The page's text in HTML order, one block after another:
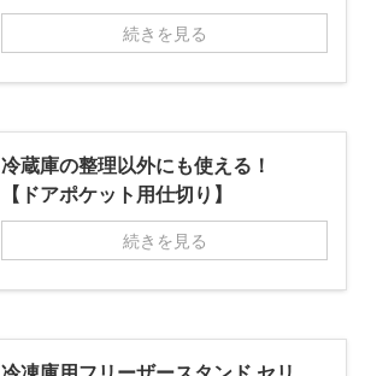
続きを見る
冷蔵庫の整理以外にも使える！
【ドアポケット用仕切り】
続きを見る